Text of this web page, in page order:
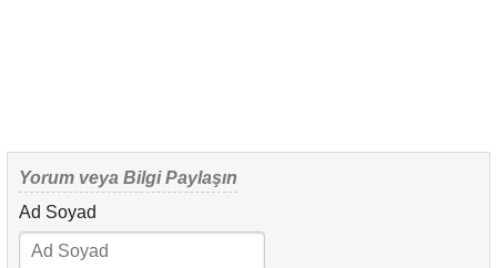
Yorum veya Bilgi Paylaşın
Ad Soyad